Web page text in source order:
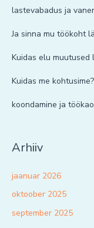
lastevabadus ja
Ja sinna mu töökoht
Kuidas elu
Kuidas me kohtusime?
koondamine ja
Arhiiv
jaanuar 2026
oktoober 2025
september 2025